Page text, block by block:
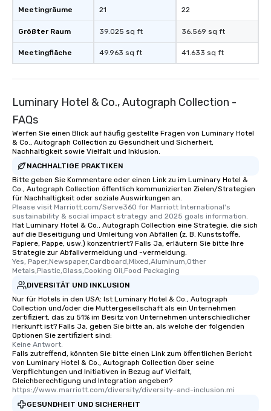
Meetingräume
Größter Raum
Meetingfläche
21
39.025 sq ft
49.963 sq ft
22
36.569 sq ft
41.633 sq ft
Luminary Hotel & Co., Autograph Collection -
FAQs
Werfen Sie einen Blick auf häufig gestellte Fragen von Luminary Hotel
& Co., Autograph Collection zu Gesundheit und Sicherheit,
Nachhaltigkeit sowie Vielfalt und Inklusion.
NACHHALTIGE PRAKTIKEN
Bitte geben Sie Kommentare oder einen Link zu im Luminary Hotel &
Co., Autograph Collection öffentlich kommunizierten Zielen/Strategien
für Nachhaltigkeit oder soziale Auswirkungen an.
Please visit Marriott.com/Serve360 for Marriott International's
sustainability & social impact strategy and 2025 goals information.
Hat Luminary Hotel & Co., Autograph Collection eine Strategie, die sich
auf die Beseitigung und Umleitung von Abfällen (z. B. Kunststoffe,
Papiere, Pappe, usw.) konzentriert? Falls Ja, erläutern Sie bitte Ihre
Strategie zur Abfallvermeidung und -vermeidung.
Yes, Paper,Newspaper,Cardboard,Mixed,Aluminum,Other
Metals,Plastic,Glass,Cooking Oil,Food Packaging
DIVERSITÄT UND INKLUSION
Nur für Hotels in den USA: Ist Luminary Hotel & Co., Autograph
Collection und/oder die Muttergesellschaft als ein Unternehmen
zertifiziert, das zu 51% im Besitz von Unternehmen unterschiedlicher
Herkunft ist? Falls Ja, geben Sie bitte an, als welche der folgenden
Optionen Sie zertifiziert sind:
Keine Antwort.
Falls zutreffend, könnten Sie bitte einen Link zum öffentlichen Bericht
von Luminary Hotel & Co., Autograph Collection über seine
Verpflichtungen und Initiativen in Bezug auf Vielfalt,
Gleichberechtigung und Integration angeben?
https://www.marriott.com/diversity/diversity-and-inclusion.mi
GESUNDHEIT UND SICHERHEIT